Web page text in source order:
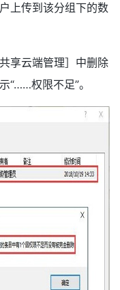
上传到该分组下的数
享云端管理］中删除
“……权限不足”。